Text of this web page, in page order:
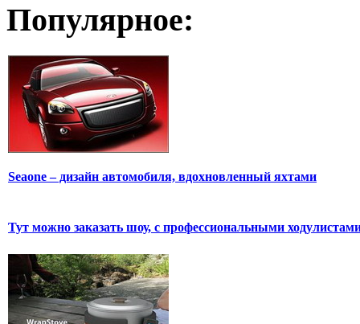
Популярное:
Seaone – дизайн автомобиля, вдохновленный яхтами
Тут можно заказать шоу, с профессиональными